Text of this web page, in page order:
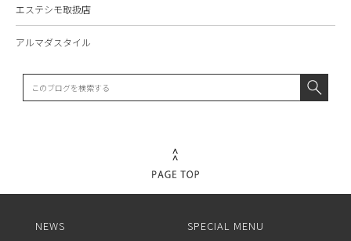
エステシモ取扱店
アルマダスタイル
NEWS
SPECIAL MENU